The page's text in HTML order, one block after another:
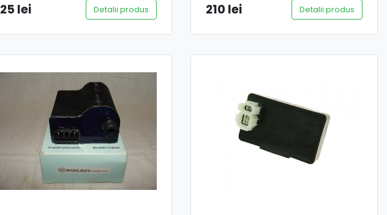
25 lei Detalii produs 210 lei Detalii produs